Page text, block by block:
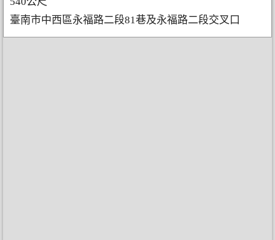
臺南市中西區永福路二段81巷及永福路二段交叉口